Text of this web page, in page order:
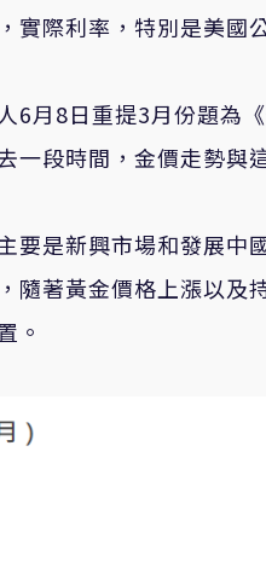
實際利率，特別是美國
6月8日重提3月份題為
一段時間，金價走勢與
要是新興市場和發展中
隨著黃金價格上漲以及
。